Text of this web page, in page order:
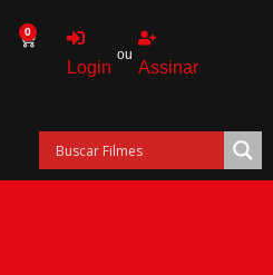
0
Login
ou
Assinar